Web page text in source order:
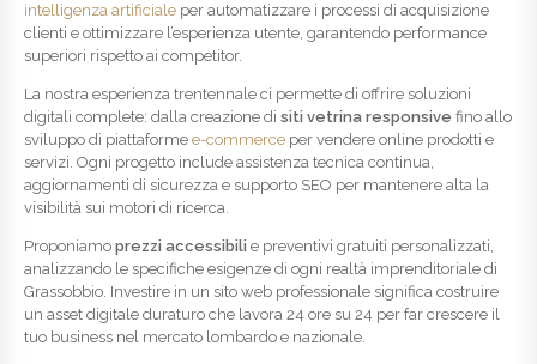
intelligenza artificiale per automatizzare i processi di acquisizione
clienti e ottimizzare l’esperienza utente, garantendo performance
superiori rispetto ai competitor.
La nostra esperienza trentennale ci permette di offrire soluzioni
digitali complete: dalla creazione di siti vetrina responsive fino allo
sviluppo di piattaforme e-commerce per vendere online prodotti e
servizi. Ogni progetto include assistenza tecnica continua,
aggiornamenti di sicurezza e supporto SEO per mantenere alta la
visibilità sui motori di ricerca.
Proponiamo prezzi accessibili e preventivi gratuiti personalizzati,
analizzando le specifiche esigenze di ogni realtà imprenditoriale di
Grassobbio. Investire in un sito web professionale significa costruire
un asset digitale duraturo che lavora 24 ore su 24 per far crescere il
tuo business nel mercato lombardo e nazionale.